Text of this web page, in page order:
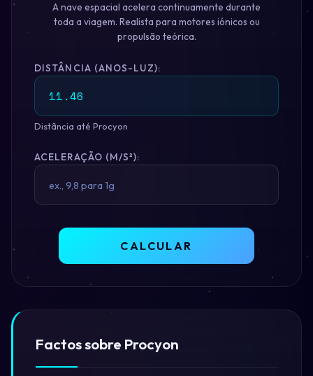
A nave espacial acelera continuamente durante
toda a viagem. Realista para motores iónicos ou
propulsão teórica.
DISTÂNCIA (ANOS-LUZ):
Distância até Procyon
ACELERAÇÃO (M/S²):
CALCULAR
Factos sobre Procyon